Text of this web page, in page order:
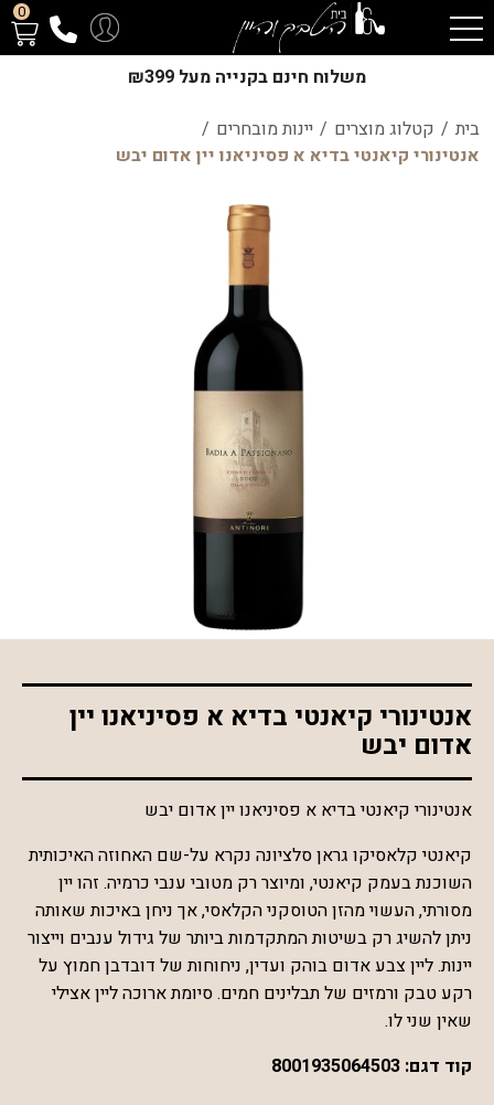
0
משלוח חינם בקנייה מעל ₪399
בית / קטלוג מוצרים / יינות מובחרים /
אנטינורי קיאנטי בדיא א פסיניאנו יין אדום יבש
אנטינורי קיאנטי בדיא א פסיניאנו יין
אדום יבש
אנטינורי קיאנטי בדיא א פסיניאנו יין אדום יבש
קיאנטי קלאסיקו גראן סלציונה נקרא על-שם האחוזה האיכותית
השוכנת בעמק קיאנטי, ומיוצר רק מטובי ענבי כרמיה. זהו יין
מסורתי, העשוי מהזן הטוסקני הקלאסי, אך ניחן באיכות שאותה
ניתן להשיג רק בשיטות המתקדמות ביותר של גידול ענבים וייצור
יינות. ליין צבע אדום בוהק ועדין, ניחוחות של דובדבן חמוץ על
רקע טבק ורמזים של תבלינים חמים. סיומת ארוכה ליין אצילי
שאין שני לו.
קוד דגם: 8001935064503